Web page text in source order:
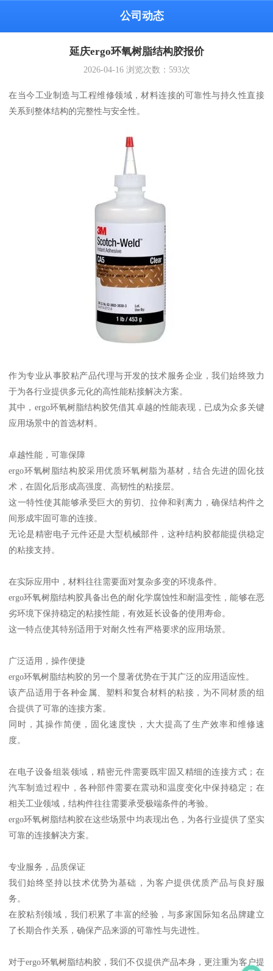
公司动态
延庆ergo环氧树脂结构胶报价
2026-04-16浏览次数： 593次
在当今工业制造与工程维修领域，材料连接的可靠性与持久性直接
关系到整体结构的完整性与安全性。
作为专业从事胶粘产品代理与开发的技术服务企业，我们始终致力
于为各行业提供多元化的高性能粘接解决方案。
其中，ergo环氧树脂结构胶凭借其卓越的性能表现，已成为众多关键
应用场景中的首选材料。
卓越性能，可靠保障
ergo环氧树脂结构胶采用优质环氧树脂为基材，结合先进的固化技
术，在固化后形成高强度、高韧性的粘接层。
这一特性使其能够承受巨大的剪切、拉伸和剥离力，确保结构件之
间形成牢固可靠的连接。
无论是精密电子元件还是大型机械部件，这种结构胶都能提供稳定
的粘接支持。
在实际应用中，材料往往需要面对复杂多变的环境条件。
ergo环氧树脂结构胶具备出色的耐化学腐蚀性和耐温变性，能够在恶
劣环境下保持稳定的粘接性能，有效延长设备的使用寿命。
这一特点使其特别适用于对耐久性有严格要求的应用场景。
广泛适用，操作便捷
ergo环氧树脂结构胶的另一个显著优势在于其广泛的应用适应性。
该产品适用于各种金属、塑料和复合材料的粘接，为不同材质的组
合提供了可靠的连接方案。
同时，其操作简便，固化速度快，大大提高了生产效率和维修速
度。
在电子设备组装领域，精密元件需要既牢固又精细的连接方式；在
汽车制造过程中，各种部件需要在震动和温度变化中保持稳定；在
相关工业领域，结构件往往需要承受极端条件的考验。
ergo环氧树脂结构胶在这些场景中均表现出色，为各行业提供了坚实
可靠的连接解决方案。
专业服务，品质保证
我们始终坚持以技术优势为基础，为客户提供优质产品与良好服
务。
在胶粘剂领域，我们积累了丰富的经验，与多家国际知名品牌建立
了长期合作关系，确保产品来源的可靠性与先进性。
对于ergo环氧树脂结构胶，我们不仅提供产品本身，更注重为客户提